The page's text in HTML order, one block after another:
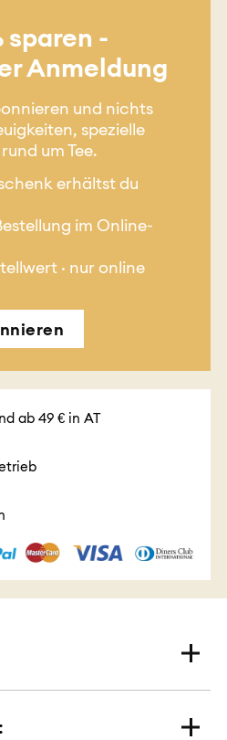
sparen -
Anmeldung
und nichts
spezielle
um Tee.
erhältst du
im Online-
· nur online
ab 49 € in AT